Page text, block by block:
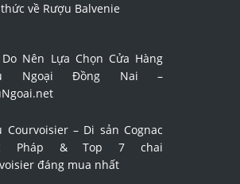
về Rượu Balvenie
Nên Lựa Chọn Cửa Hàng
Ngoại Đồng Nai –
Courvoisier – Di sản Cognac
Pháp & Top 7 chai
đáng mua nhất